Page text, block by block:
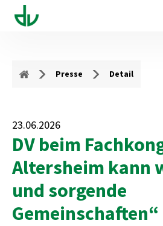
Presse Detail
23.06.2026
DV beim
Altersheim kann
und sorgende
Gemeinschaften“